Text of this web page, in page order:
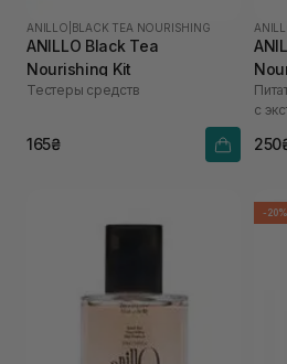
ANILLO BLACK TEA NOURISHING
ANILLO Black Tea
Nourishing Kit
Тестеры средств
165₴
мл
с
-20%